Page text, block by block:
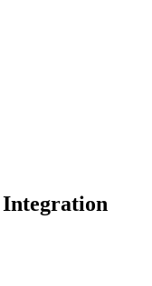
Integration